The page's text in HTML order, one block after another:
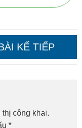
công khai.
*